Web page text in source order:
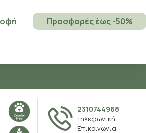
Προσφορές έως -50%
2310744968
Τηλεφωνική
Επικοινωνία